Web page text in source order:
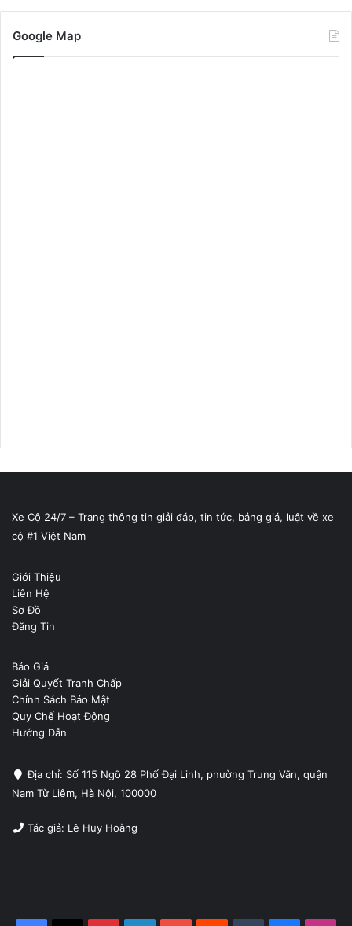
Google Map
Xe Cộ 24/7 – Trang thông tin giải đáp, tin tức, bảng giá, luật về xe
cộ #1 Việt Nam
Giới Thiệu
Liên Hệ
Sơ Đồ
Đăng Tin
Báo Giá
Giải Quyết Tranh Chấp
Chính Sách Bảo Mật
Quy Chế Hoạt Động
Hướng Dẫn
Địa chỉ: Số 115 Ngõ 28 Phố Đại Linh, phường Trung Văn, quận
Nam Từ Liêm, Hà Nội, 100000
Tác giả: Lê Huy Hoàng